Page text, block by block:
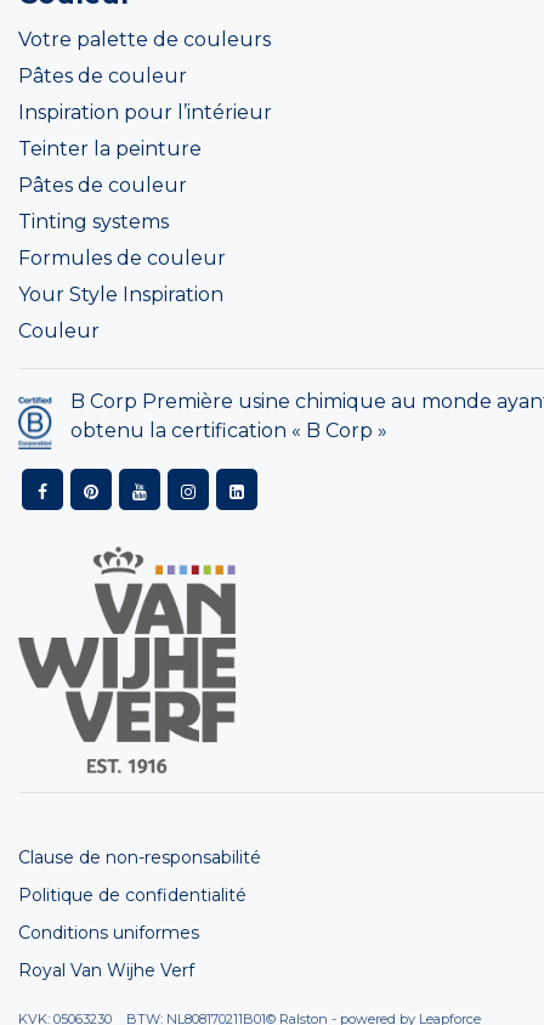
Votre palette de couleurs
Pâtes de couleur
Inspiration pour l’intérieur
Teinter la peinture
Pâtes de couleur
Tinting systems
Formules de couleur
Your Style Inspiration
Couleur
B Corp Première usine chimique au monde
obtenu la certification « B Corp »
Clause de non-responsabilité
Politique de confidentialité
Conditions uniformes
Royal Van Wijhe Verf
KVK: 05063230 BTW: NL808170211B01© Ralston - powered by Leapforce